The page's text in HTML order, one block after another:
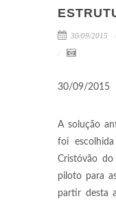
30/09/2015
30/09/2015
A solução
foi
Cristóvão
piloto para
partir desta